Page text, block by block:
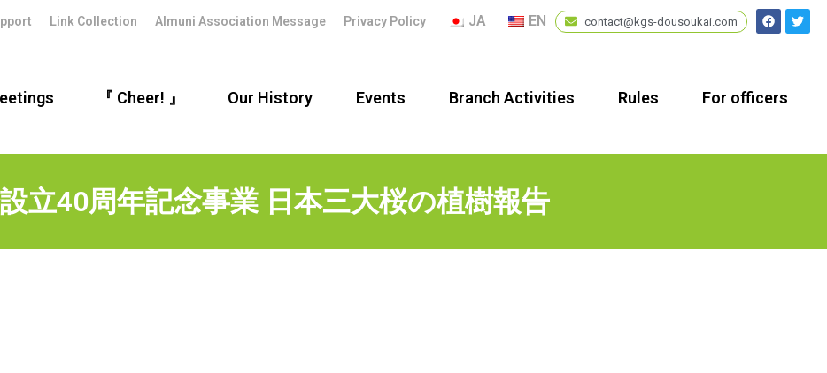
Link Collection Almuni Association Message Privacy Policy JA EN contact@kgs-dousoukai.com
『 Cheer! 』 Our History Events Branch Activities Rules For officers
立40周年記念事業 日本三大桜の植樹報告